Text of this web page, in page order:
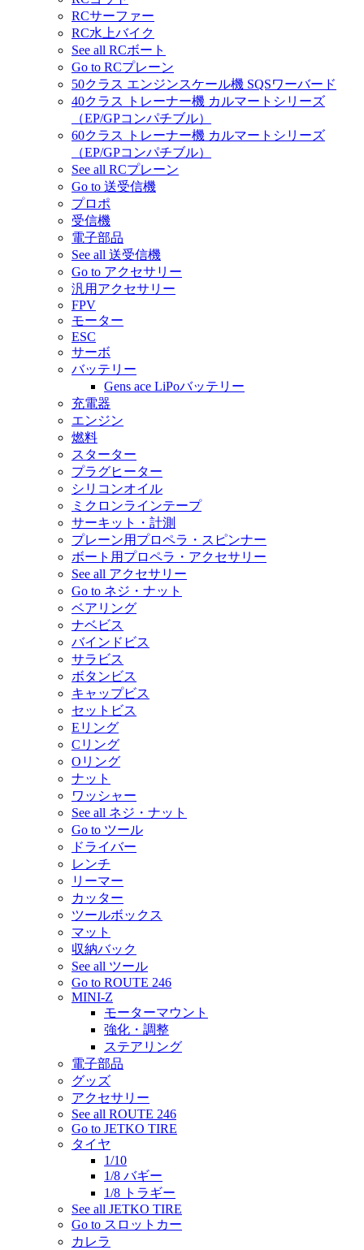
RCサーファー
RC水上バイク
See all RCボート
Go to RCプレーン
50クラス エンジンスケール機 SQSワーバード
40クラス トレーナー機 カルマートシリーズ
（EP/GPコンパチブル）
60クラス トレーナー機 カルマートシリーズ
（EP/GPコンパチブル）
See all RCプレーン
Go to 送受信機
プロポ
受信機
電子部品
See all 送受信機
Go to アクセサリー
汎用アクセサリー
FPV
モーター
ESC
サーボ
バッテリー
Gens ace LiPoバッテリー
充電器
エンジン
燃料
スターター
プラグヒーター
シリコンオイル
ミクロンラインテープ
サーキット・計測
プレーン用プロペラ・スピンナー
ボート用プロペラ・アクセサリー
See all アクセサリー
Go to ネジ・ナット
ベアリング
ナベビス
バインドビス
サラビス
ボタンビス
キャップビス
セットビス
Eリング
Cリング
Oリング
ナット
ワッシャー
See all ネジ・ナット
Go to ツール
ドライバー
レンチ
リーマー
カッター
ツールボックス
マット
収納バック
See all ツール
Go to ROUTE 246
MINI-Z
モーターマウント
強化・調整
ステアリング
電子部品
グッズ
アクセサリー
See all ROUTE 246
Go to JETKO TIRE
タイヤ
1/10
1/8 バギー
1/8 トラギー
See all JETKO TIRE
Go to スロットカー
カレラ